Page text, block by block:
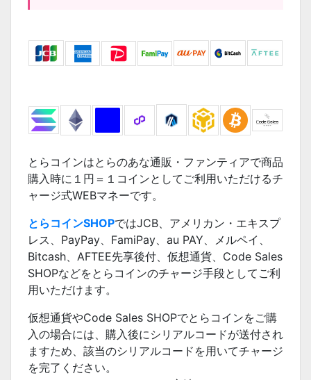
とらコインはとらのあな通販・ファンティアで商品
購入時に１円＝１コインとしてご利用いただけるチ
ャージ式WEBマネーです。
とらコインSHOPではJCB、アメリカン・エキスプ
レス、PayPay、FamiPay、au PAY、メルペイ、
Bitcash、AFTEE先享後付、仮想通貨、Code Sales
SHOPなどをとらコインのチャージ手段としてご利
用いただけます。
仮想通貨やCode Sales SHOPでとらコインをご購
入の場合には、購入後にシリアルコードが送付され
ますため、該当のシリアルコードを用いてチャージ
を完了ください。